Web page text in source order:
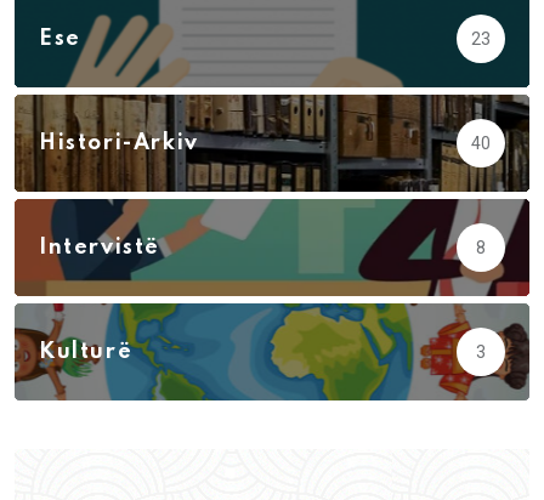
Ese 23
Histori-Arkiv 40
Intervistë 8
Kulturë 3